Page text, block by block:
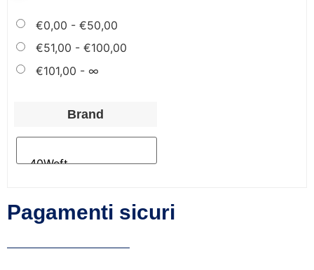
€0,00 - €50,00
€51,00 - €100,00
€101,00 - ∞
Brand
Pagamenti sicuri